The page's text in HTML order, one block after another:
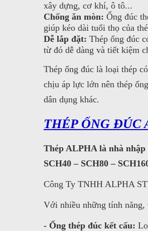
xây dựng, cơ khí, ô tô...
Chống ăn mòn: Ống đúc
giúp kéo dài tuổi thọ của
Dễ lắp đặt: Thép ống đúc
từ đó dễ dàng và tiết kiệm
Thép ống đúc là loại thép
chịu áp lực lớn nên thép
dân dụng khác.
THÉP ỐNG ĐÚC
Thép ALPHA là nhà nhập
SCH40 – SCH80 –
Công Ty TNHH ALPHA
Với nhiều những tính năng,
- Ống thép đúc kết cấu: